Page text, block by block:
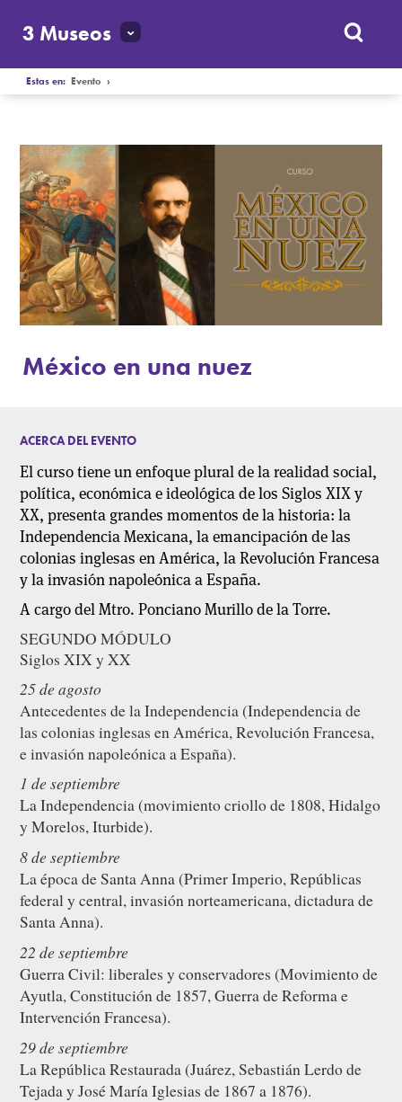
3 Museos
Estas en:Evento ›
México en una nuez
ACERCA DEL EVENTO
El curso tiene un enfoque plural de la realidad social,
política, económica e ideológica de los Siglos XIX y
XX, presenta grandes momentos de la historia: la
Independencia Mexicana, la emancipación de las
colonias inglesas en América, la Revolución Francesa
y la invasión napoleónica a España.
A cargo del Mtro. Ponciano Murillo de la Torre.
SEGUNDO MÓDULO
Siglos XIX y XX
25 de agosto
Antecedentes de la Independencia (Independencia de
las colonias inglesas en América, Revolución Francesa,
e invasión napoleónica a España).
1 de septiembre
La Independencia (movimiento criollo de 1808, Hidalgo
y Morelos, Iturbide).
8 de septiembre
La época de Santa Anna (Primer Imperio, Repúblicas
federal y central, invasión norteamericana, dictadura de
Santa Anna).
22 de septiembre
Guerra Civil: liberales y conservadores (Movimiento de
Ayutla, Constitución de 1857, Guerra de Reforma e
Intervención Francesa).
29 de septiembre
La República Restaurada (Juárez, Sebastián Lerdo de
Tejada y José María Iglesias de 1867 a 1876).